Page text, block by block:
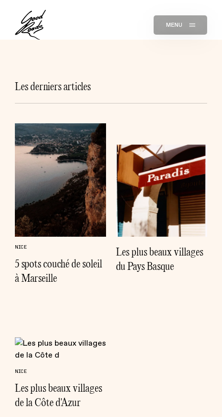
MENU
Les derniers articles
NICE
5 spots couché de soleil
à Marseille
Les plus beaux villages
du Pays Basque
NICE
Les plus beaux villages
de la Côte d'Azur